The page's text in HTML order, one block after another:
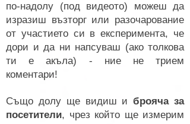
по-надолу (под видеото) можеш да
изразиш възторг или разочарование
от участието си в експеримента, че
дори и да ни напсуваш (ако толкова
ти е акъла) - ние не трием
коментари!
Също долу ще видиш иброяча за
посетители, чрез който ще измерим